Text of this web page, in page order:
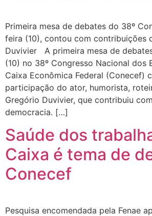
Primeira mesa de debates do 38º
feira (10), contou com contribuições
Duvivier A primeira mesa de
(10) no 38º Congresso Nacional dos
Caixa Econômica Federal (Conecef)
participação do ator, humorista,
Gregório Duvivier, que contribuiu
democracia. […]
Saúde dos
Caixa é tema de
Conecef
Pesquisa encomendada pela Fenae